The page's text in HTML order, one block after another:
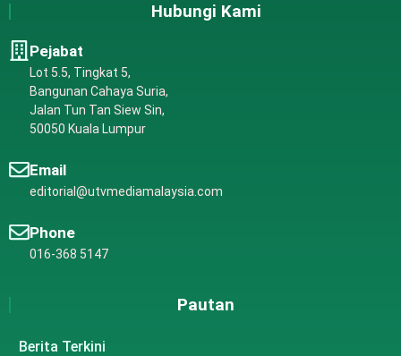
Hubungi Kami
Pejabat
Lot 5.5, Tingkat 5,
Bangunan Cahaya Suria,
Jalan Tun Tan Siew Sin,
50050 Kuala Lumpur
Email
editorial@utvmediamalaysia.com
Phone
016-368 5147
Pautan
Berita Terkini